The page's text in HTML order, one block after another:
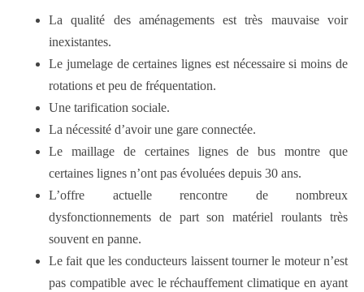
La qualité des aménagements est très mauvaise voir
inexistantes.
Le jumelage de certaines lignes est nécessaire si moins de
rotations et peu de fréquentation.
Une tarification sociale.
La nécessité d’avoir une gare connectée.
Le maillage de certaines lignes de bus montre que
certaines lignes n’ont pas évoluées depuis 30 ans.
L’offre actuelle rencontre de nombreux
dysfonctionnements de part son matériel roulants très
souvent en panne.
Le fait que les conducteurs laissent tourner le moteur n’est
pas compatible avec le réchauffement climatique en ayant